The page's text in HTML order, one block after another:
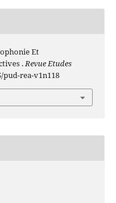
Et
.Revue Etudes
pud-rea-v1n118